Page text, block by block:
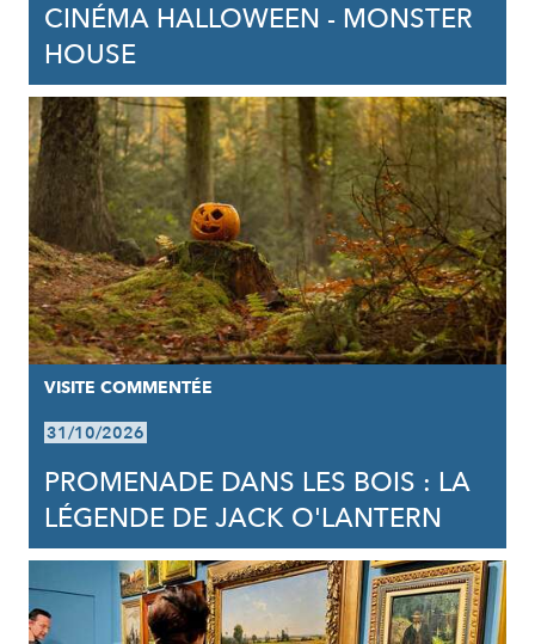
CINÉMA HALLOWEEN - MONSTER
HOUSE
VISITE COMMENTÉE
31/10/2026
PROMENADE DANS LES BOIS : LA
LÉGENDE DE JACK O'LANTERN